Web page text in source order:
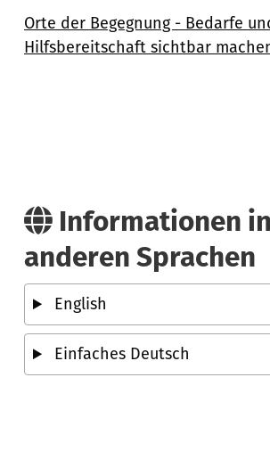
Orte der Begegnung - Bedarfe
Hilfsbereitschaft sichtbar
Informationen in
anderen Sprachen
English
Einfaches Deutsch